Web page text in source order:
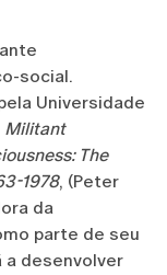
social.
Universidade
Militant
The
1978, (Peter
da
parte de seu
a desenvolver